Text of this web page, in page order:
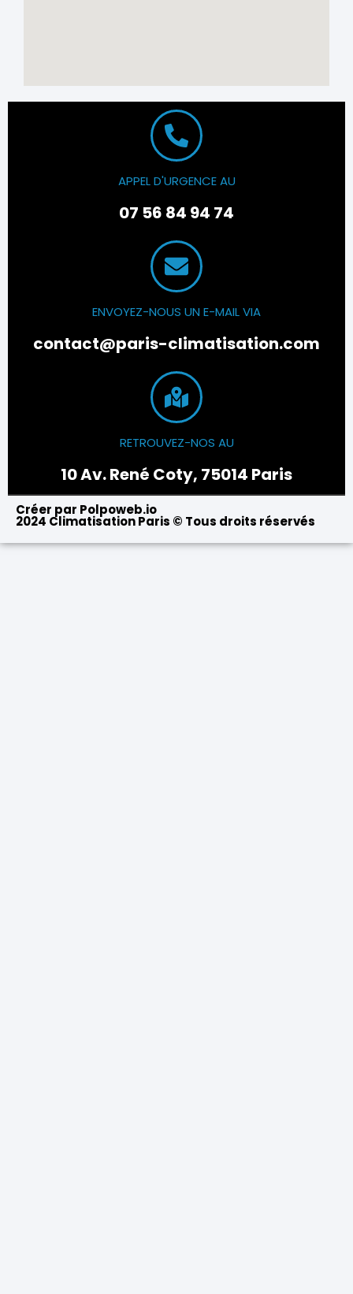
APPEL D'URGENCE AU
07 56 84 94 74
ENVOYEZ-NOUS UN E-MAIL VIA
contact@paris-climatisation.com
RETROUVEZ-NOS AU
10 Av. René Coty, 75014 Paris
Créer par Polpoweb.io
2024 Climatisation Paris © Tous droits réservés